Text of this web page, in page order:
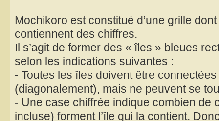
Mochikoro est constitué d’une grille
contiennent des chiffres.
Il s’agit de former des « îles » bleues
selon les indications suivantes :
- Toutes les îles doivent être
(diagonalement), mais ne peuvent se
- Une case chiffrée indique combien de
incluse) forment l’île qui la contient.